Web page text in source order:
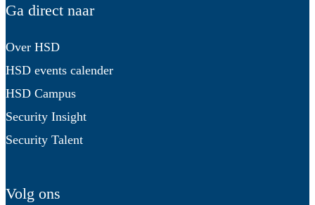
Ga direct naar
Over HSD
HSD events calender
HSD Campus
Security Insight
Security Talent
Volg ons